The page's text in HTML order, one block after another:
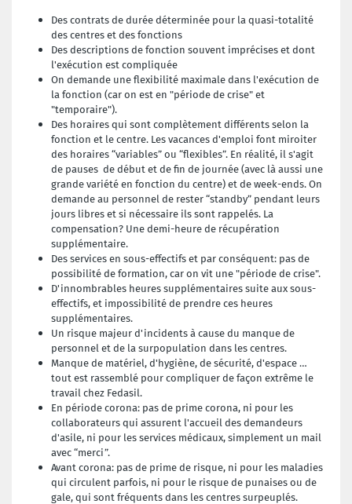
Des contrats de durée déterminée pour la quasi-totalité
des centres et des fonctions
Des descriptions de fonction souvent imprécises et dont
l'exécution est compliquée
On demande une flexibilité maximale dans l'exécution de
la fonction (car on est en "période de crise" et
"temporaire").
Des horaires qui sont complètement différents selon la
fonction et le centre. Les vacances d'emploi font miroiter
des horaires “variables” ou “flexibles”. En réalité, il s'agit
de pauses de début et de fin de journée (avec là aussi une
grande variété en fonction du centre) et de week-ends. On
demande au personnel de rester “standby” pendant leurs
jours libres et si nécessaire ils sont rappelés. La
compensation? Une demi-heure de récupération
supplémentaire.
Des services en sous-effectifs et par conséquent: pas de
possibilité de formation, car on vit une "période de crise".
D'innombrables heures supplémentaires suite aux sous-
effectifs, et impossibilité de prendre ces heures
supplémentaires.
Un risque majeur d'incidents à cause du manque de
personnel et de la surpopulation dans les centres.
Manque de matériel, d'hygiène, de sécurité, d'espace …
tout est rassemblé pour compliquer de façon extrême le
travail chez Fedasil.
En période corona: pas de prime corona, ni pour les
collaborateurs qui assurent l'accueil des demandeurs
d'asile, ni pour les services médicaux, simplement un mail
avec “merci”.
Avant corona: pas de prime de risque, ni pour les maladies
qui circulent parfois, ni pour le risque de punaises ou de
gale, qui sont fréquents dans les centres surpeuplés.